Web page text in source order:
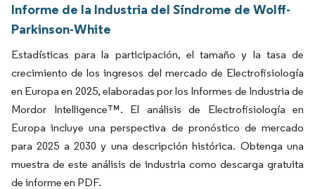
Informe de la Industria del Síndrome de Wolff-
Parkinson-White
Estadísticas para la participación, el tamaño y la tasa de
crecimiento de los ingresos del mercado de Electrofisiología
en Europa en 2025, elaboradas por los Informes de Industria de
Mordor Intelligence™. El análisis de Electrofisiología en
Europa incluye una perspectiva de pronóstico de mercado
para 2025 a 2030 y una descripción histórica. Obtenga una
muestra de este análisis de industria como descarga gratuita
de informe en PDF.